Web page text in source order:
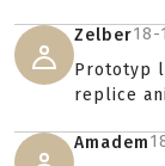
Zelber18-
Prototyp
replice
Amadem